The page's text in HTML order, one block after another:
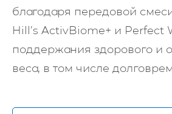
благодаря передовой
Hill’s ActivBiome+ и Perfect
поддержания здорового и
веса, в том числе